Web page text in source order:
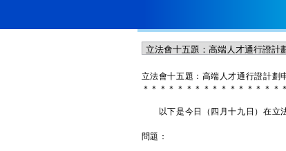
立法會十五題：高端人才通行證計劃
＊ ＊ ＊ ＊ ＊ ＊ ＊ ＊ ＊ ＊ ＊ ＊ ＊ ＊ ＊ ＊ ＊
以下是今日（四月十九日）在立法
問題：